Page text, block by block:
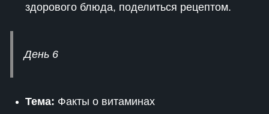
здорового блюда, поделиться рецептом.
День 6
Тема: Факты о витаминах